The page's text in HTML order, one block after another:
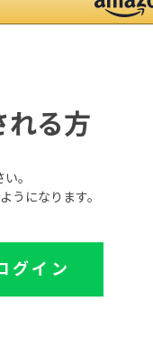
れる方
。
うになります。
グイン